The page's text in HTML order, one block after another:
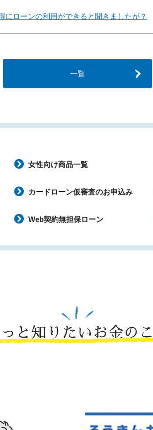
ローンの利用ができると聞きましたが？
一覧
女性向け商品一覧
カードローン仮審査のお申込み
Web契約無担保ローン
と知りたいお金の